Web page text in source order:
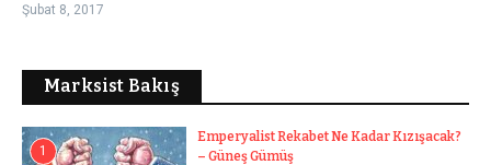
Şubat 8, 2017
Marksist Bakış
1
Emperyalist Rekabet Ne Kadar Kızışacak?
– Güneş Gümüş